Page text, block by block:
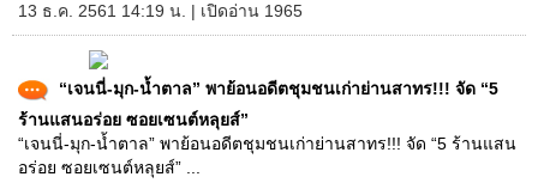
13 ธ.ค. 2561 14:19 น. | เปิดอ่าน 1965
“เจนนี่-มุก-น้ำตาล” พาย้อนอดีตชุมชนเก่าย่านสาทร!!! จัด “5
ร้านแสนอร่อย ซอยเซนต์หลุยส์”
“เจนนี่-มุก-น้ำตาล” พาย้อนอดีตชุมชนเก่าย่านสาทร!!! จัด “5 ร้านแสน
อร่อย ซอยเซนต์หลุยส์” ...